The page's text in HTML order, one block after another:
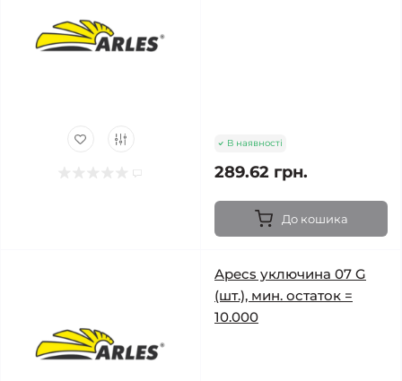
В наявності
289.62 грн.
До кошика
Apecs уключина 07 G
(шт.), мин. остаток =
10.000